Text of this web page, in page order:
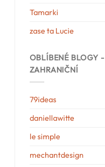
Tamarki
zase ta Lucie
OBLÍBENÉ BLOGY -
ZAHRANIČNÍ
79ideas
daniellawitte
le simple
mechantdesign